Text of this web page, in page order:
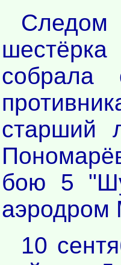
Следом
собрала
старший
бою 5
аэродром
10